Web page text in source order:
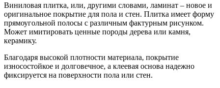
Виниловая плитка, или, другими словами, ламинат – новое и
оригинальное покрытие для пола и стен. Плитка имеет форму
прямоугольной полосы с различным фактурным рисунком.
Может имитировать ценные породы дерева или камня,
керамику.
Благодаря высокой плотности материала, покрытие
износостойкое и долговечное, а клеевая основа надежно
фиксируется на поверхности пола или стен.